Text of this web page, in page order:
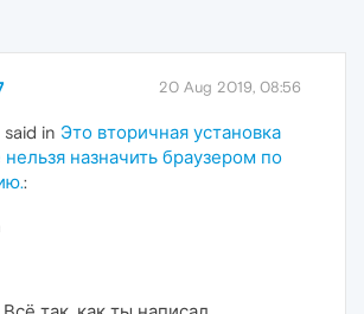
20 Aug 2019, 08:56
said in Это вторичная установка
нельзя назначить браузером по
: